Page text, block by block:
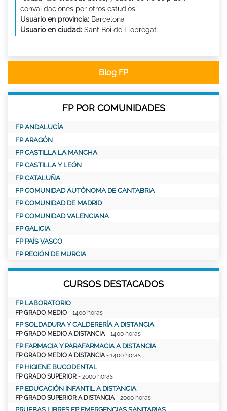
convalidaciones por otros estudios.
Usuario en provincia: Barcelona
Usuario en ciudad: Sant Boi de Llobregat
Blog FP
FP POR COMUNIDADES
FP ANDALUCÍA
FP ARAGÓN
FP CASTILLA LA MANCHA
FP CASTILLA Y LEÓN
FP CATALUÑA
FP COMUNIDAD AUTÓNOMA DE CANTABRIA
FP COMUNIDAD DE MADRID
FP COMUNIDAD VALENCIANA
FP GALICIA
FP PAÍS VASCO
FP REGIÓN DE MURCIA
CURSOS DESTACADOS
FP LABORATORIO
FP GRADO MEDIO - 1400 horas
FP SOLDADURA Y CALDERERÍA A DISTANCIA
FP GRADO MEDIO A DISTANCIA - 1400 horas
FP FARMACIA Y PARAFARMACIA A DISTANCIA
FP GRADO MEDIO A DISTANCIA - 1400 horas
FP HIGIENE BUCODENTAL
FP GRADO SUPERIOR - 2000 horas
FP EDUCACIÓN INFANTIL A DISTANCIA
FP GRADO SUPERIOR A DISTANCIA - 2000 horas